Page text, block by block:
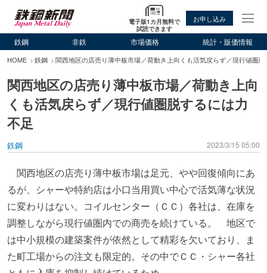
電子版1カ月無料で
試読できます
お申し込み
鉄鋼 非鉄 市場価格 統計・販価情報
HOME 鉄鋼 関西地区の店売り薄中板市場／荷動き上向くも活気戻らず／現行値圏
関西地区の店売り薄中板市場／荷動き上向
くも活気戻らず／現行値圏脱するには力
不足
鉄鋼 2023/3/15 05:00
関西地区の店売り薄中板市場は足元、やや回復傾向にあ
るが、シャーや特約店は小口当用買い中心で活気薄な状況
に変わりはない。コイルセンター（ＣＣ）各社は、在庫を
調整しながら現行値圏内での商売を続けている。 地区で
は中小規模の建築案件が依然として精彩を欠いており、ま
た町工場からの注文も限定的。その中でＣＣ・シャー各社